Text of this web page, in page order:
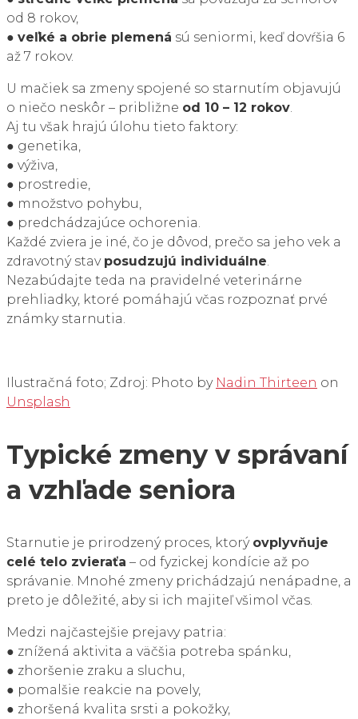
od 8 rokov,
● veľké a obrie plemená sú seniormi, keď dovŕšia 6
až 7 rokov.
U mačiek sa zmeny spojené so starnutím objavujú
o niečo neskôr – približne od 10 – 12 rokov
Aj tu však hrajú úlohu tieto faktory:
● genetika,
● výživa,
● prostredie,
● množstvo pohybu,
● predchádzajúce ochorenia.
Každé zviera je iné, čo je dôvod, prečo sa jeho vek a
zdravotný stav posudzujú individuálne
Nezabúdajte teda na pravidelné veterinárne
prehliadky, ktoré pomáhajú včas rozpoznať prvé
známky starnutia.
Ilustračná foto; Zdroj: Photo by Nadin Thirteen on
Unsplash
Typické zmeny v správaní
a vzhľade seniora
Starnutie je prirodzený proces, ktorý ovplyvňuje
celé telo zvieraťa – od fyzickej kondície až po
správanie. Mnohé zmeny prichádzajú nenápadne, a
preto je dôležité, aby si ich majiteľ všimol včas.
Medzi najčastejšie prejavy patria:
● znížená aktivita a väčšia potreba spánku,
● zhoršenie zraku a sluchu,
● pomalšie reakcie na povely,
● zhoršená kvalita srsti a pokožky,